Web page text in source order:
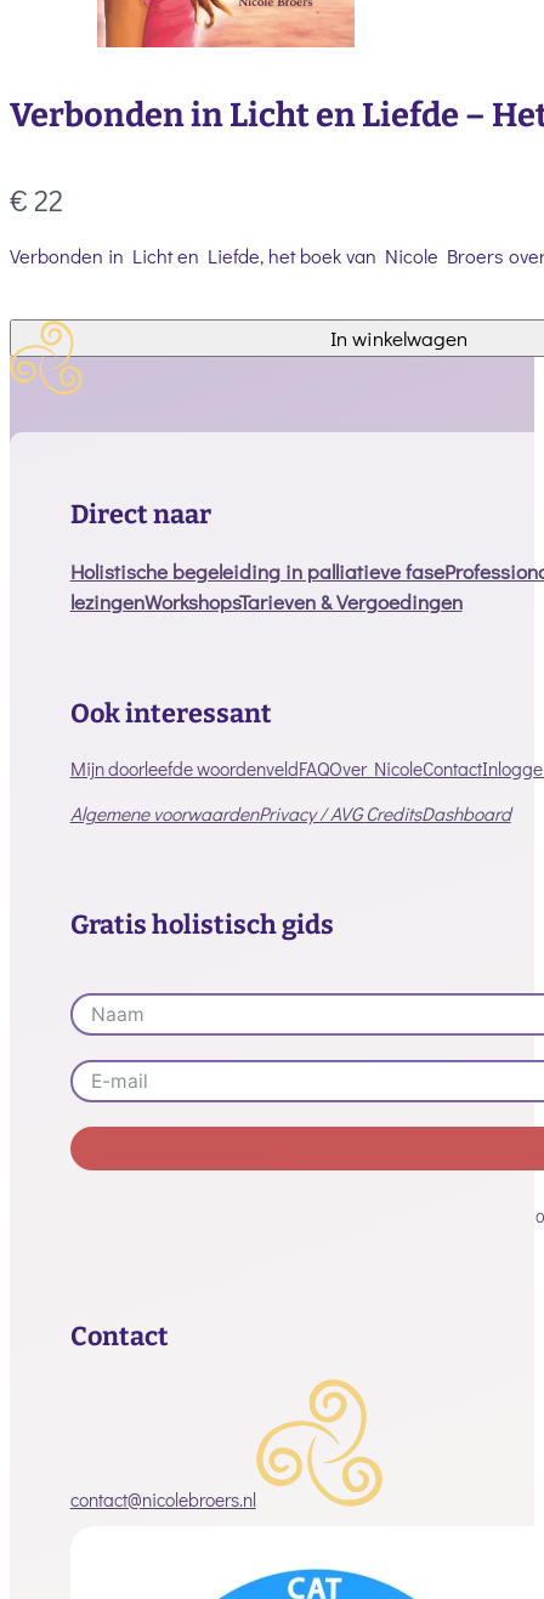
Verbonden in Licht en Liefde –
Nu
€ 22
Verbonden in Licht en Liefde, het boek van Nicole Broers
In winkelwagen
Contact
contact@nicolebroers.nl
Direct naar
Holistische begeleiding in palliatieve fase
lezingenWorkshopsTarieven & Vergoedingen
Ook interessant
Mijn doorleefde woordenveldFAQOver NicoleContact
Algemene voorwaardenPrivacy / AVGCreditsDashboard
Gratis holistisch gids